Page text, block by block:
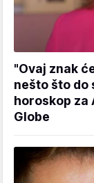
"Ovaj znak
nešto što do
horoskop za
Globe